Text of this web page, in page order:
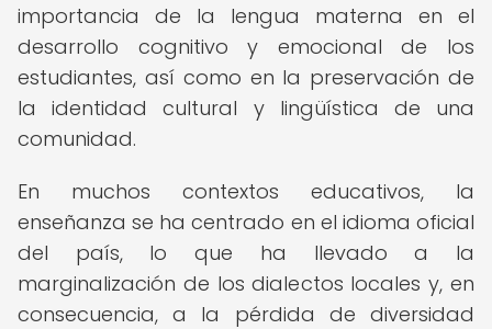
importancia de la lengua materna en el
desarrollo cognitivo y emocional de los
estudiantes, así como en la preservación de
la identidad cultural y lingüística de una
comunidad.
En muchos contextos educativos, la
enseñanza se ha centrado en el idioma oficial
del país, lo que ha llevado a la
marginalización de los dialectos locales y, en
consecuencia, a la pérdida de diversidad